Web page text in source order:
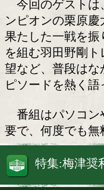
やすおかだい
プレゼンツ第
LIFE」の最新
る。
今回のゲスト
ンピオンの栗
果たした一戦
を組む羽田野